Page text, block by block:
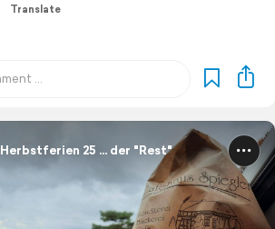
Translate
Herbstferien 25 ... der "Rest"